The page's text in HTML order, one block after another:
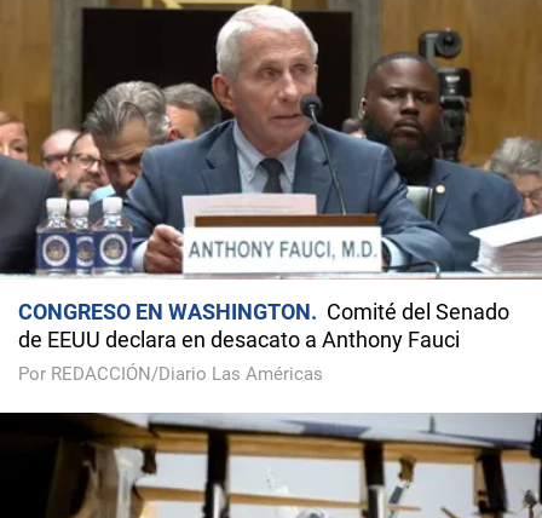
CONGRESO EN WASHINGTON
Comité del Senado
de EEUU declara en desacato a Anthony Fauci
Por REDACCIÓN/Diario Las Américas